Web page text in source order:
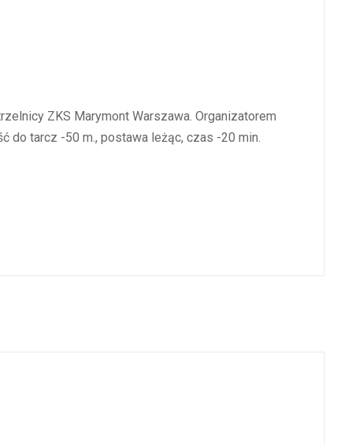
ZKS Marymont Warszawa. Organizatorem
do tarcz -50 m., postawa leżąc, czas -20 min.